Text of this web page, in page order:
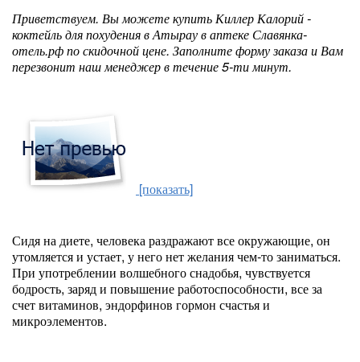
Приветствуем. Вы можете купить Киллер Калорий -
коктейль для похудения в Атырау в аптеке Славянка-
отель.рф по скидочной цене. Заполните форму заказа и Вам
перезвонит наш менеджер в течение 5-ти минут.
[показать]
Сидя на диете, человека раздражают все окружающие, он
утомляется и устает, у него нет желания чем-то заниматься.
При употреблении волшебного снадобья, чувствуется
бодрость, заряд и повышение работоспособности, все за
счет витаминов, эндорфинов гормон счастья и
микроэлементов.